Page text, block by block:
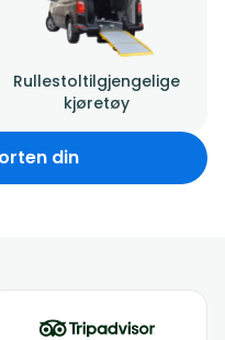
Rullestoltilgjengelige
kjøretøy
din